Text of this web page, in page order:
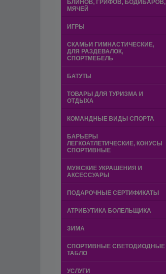
БЛИНОВ, ГРИФОВ, БОДИБАРОВ,
МЯЧЕЙ
ИГРЫ
СКАМЬИ ГИМНАСТИЧЕСКИЕ,
ДЛЯ РАЗДЕВАЛОК,
СПОРТМЕБЕЛЬ
БАТУТЫ
ТОВАРЫ ДЛЯ ТУРИЗМА И
ОТДЫХА
КОМАНДНЫЕ ВИДЫ СПОРТА
БАРЬЕРЫ
ЛЕГКОАТЛЕТИЧЕСКИЕ, КОНУСЫ
СПОРТИВНЫЕ
МУЖСКИЕ УКРАШЕНИЯ И
АКСЕССУАРЫ
ПОДАРОЧНЫЕ СЕРТИФИКАТЫ
АТРИБУТИКА БОЛЕЛЬЩИКА
ЗИМА
СПОРТИВНЫЕ СВЕТОДИОДНЫЕ
ТАБЛО
УСЛУГИ